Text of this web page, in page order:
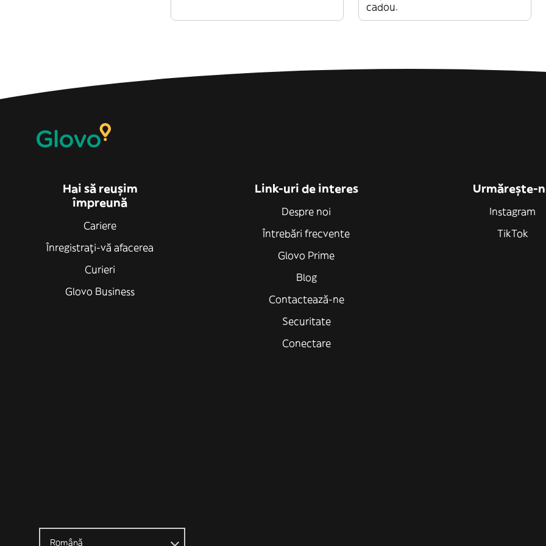
cadou.
Hai să reușim
împreună
Cariere
Înregistrați-vă afacerea
Curieri
Glovo Business
Link-uri de interes
Despre noi
Întrebări frecvente
Glovo Prime
Blog
Contactează-ne
Securitate
Conectare
Urmărește-
Instagram
TikTok